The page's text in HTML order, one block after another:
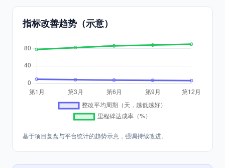
指标改善趋势（示意）
基于项目复盘与平台统计的趋势示意，强调持续改进。